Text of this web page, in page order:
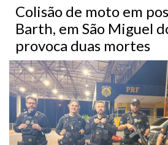
Colisão de moto em
Barth, em São Miguel
provoca duas mortes